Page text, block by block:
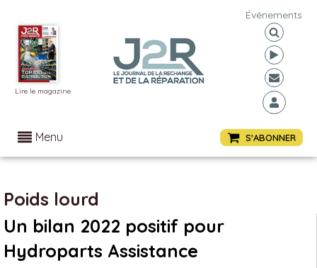
Lire le magazine
Événements
Menu S'ABONNER
Poids lourd
Un bilan 2022 positif pour
Hydroparts Assistance